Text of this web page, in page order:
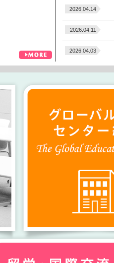
2026.04.14
2026.04.11
2026.04.03